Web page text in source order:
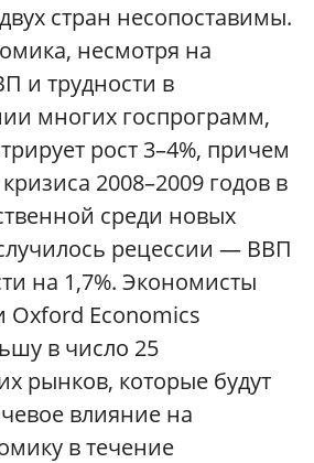
стран несопоставимы.
несмотря на
и трудности в
многих госпрограмм,
рост 3–4%, причем
2008–2009 годов в
среди новых
рецессии — ВВП
на 1,7%. Экономисты
Oxford Economics
в число 25
рынков, которые будут
влияние на
в течение